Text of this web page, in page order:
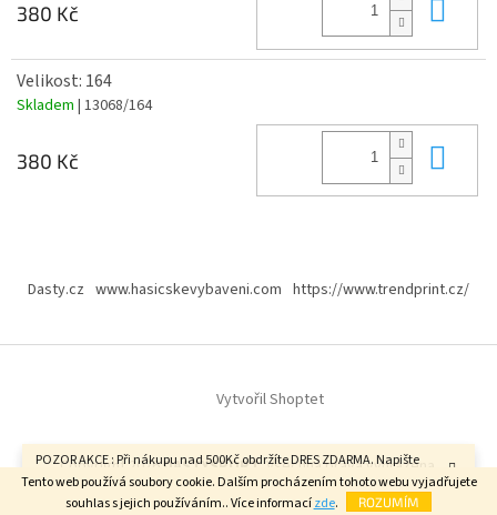
Tento web používá soubory cookie. Dalším procházením tohoto webu vyjadřujete
souhlas s jejich používáním.. Více informacízde. ROZUMÍM
POZOR AKCE : Při nákupu nad 500Kč obdržíte DRES ZDARMA. Napište
velikost do poznámky v závěrečném kroku objednávky. FAJN DEN.
380 Kč
Velikost: 164
Skladem | 13068/164
380 Kč
Dasty.cz www.hasicskevybaveni.com https://www.trendprint.cz/
Vytvořil Shoptet
Copyright 2026DASTYSPORT. Všechna práva vyhrazena.